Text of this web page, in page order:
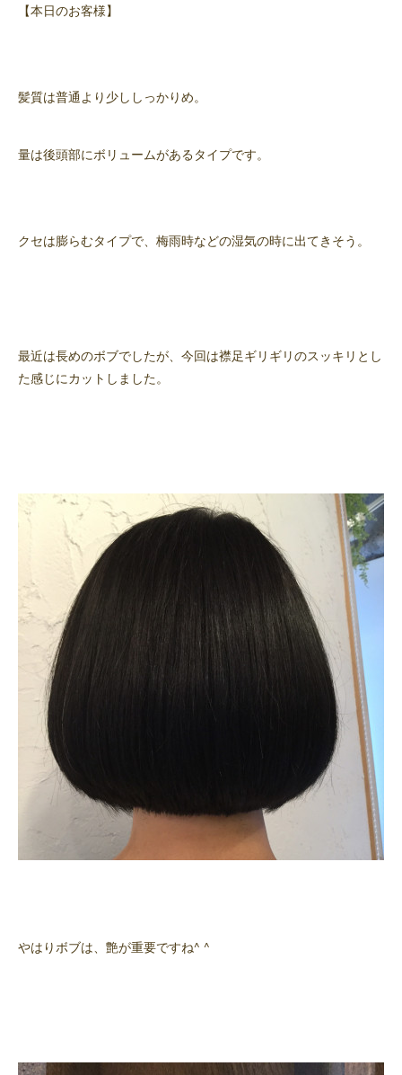
【本日のお客様】
髪質は普通より少ししっかりめ。
量は後頭部にボリュームがあるタイプです。
クセは膨らむタイプで、梅雨時などの湿気の時に出てきそう。
最近は長めのボブでしたが、今回は襟足ギリギリのスッキリとし
た感じにカットしました。
やはりボブは、艶が重要ですね^ ^